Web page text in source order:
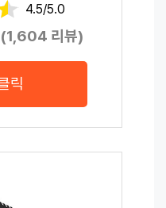
4.5/5.0
(1,604 리뷰)
릭